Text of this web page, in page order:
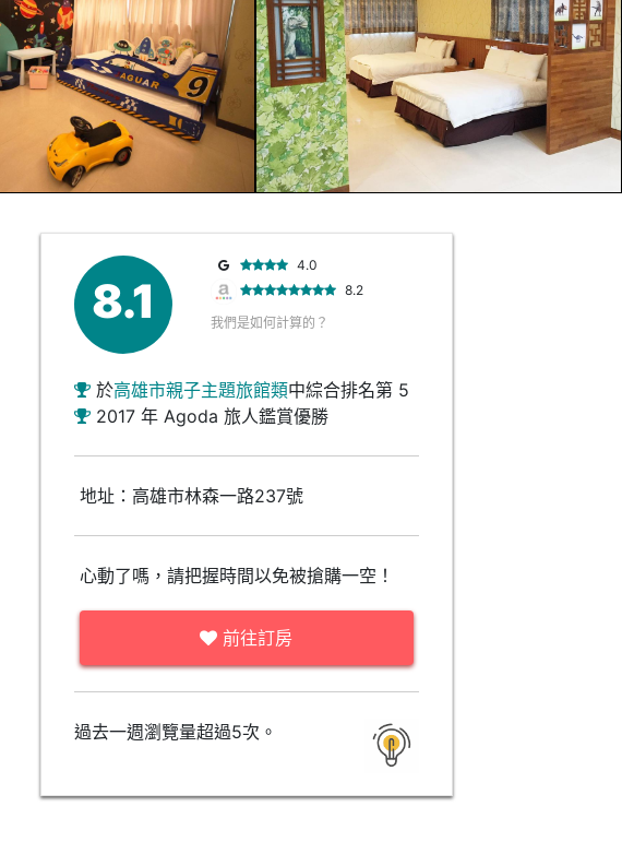
8.1
4.0
8.2
我們是如何計算的？
於高雄市親子主題旅館類中綜合排名第 5
2017 年 Agoda 旅人鑑賞優勝
地址：高雄市林森一路237號
心動了嗎，請把握時間以免被搶購一空！
前往訂房
過去一週瀏覽量超過5次。